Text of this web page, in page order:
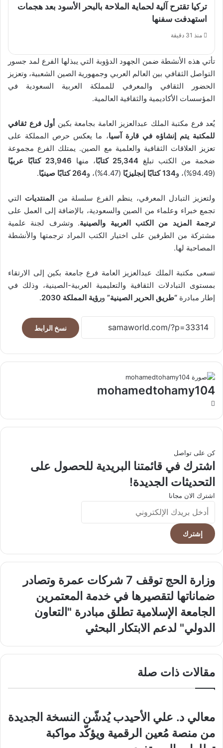
تركيا تقترح آلية لحماية الملاحة بالبحر الأسود بعد هجمات
استهدفت سفنها
منذ 31 دقيقة
تأتي هذه الأنشطة ضمن الجهود الدؤوبة التي يبذلها الفرع لمد جسور
التواصل الثقافي بين العالم العربي وجمهورية الصين الشعبية، وتعزيز
الحضور الثقافي والمعرفي للمملكة العربية السعودية في
المؤسسات الأكاديمية والثقافية العالمية.
يُعد فرع مكتبة الملك عبدالعزيز العامة بجامعة بكين أول فرع ثقافي
للمكتبة يتم إنشاؤه في قارة آسيا، ما يعكس حرص المملكة على
تعزيز العلاقات الثقافية والعلمية مع الصين. يمتلك الفرع مجموعة
ضخمة من الكتب تبلغ 25,344 كتابًا ، منها 23,946 كتابًا عربيًا
(94.49%)، و
134 كتابًا إنجليزيًا (4.47%)، و 264 كتابًا صينيًا .
ولتعزيز التبادل المعرفي، ينظم الفرع سلسلة من المنتديات التي
تجمع خبراء وعلماء من الصين والسعودية، بالإضافة إلى العمل على
ترجمة المزيد من الكتب العربية والصينية. وتشرف لجنة علمية
مشتركة من الطرفين على اختيار الكتب المراد ترجمتها والأنشطة
المصاحبة لها.
تسعى مكتبة الملك عبدالعزيز العامة فرع جامعة بكين إلى الارتقاء
بمستوى التبادلات الثقافية والتعليمية العربية-الصينية، وذلك في
إطار مبادرة “طريق الحرير الصينية” ورؤية المملكة 2030 .
نسخ الرابط
mohamedtohamy104
كن على تواصل
اشترك في قائمتنا البريدية للحصول على
التحديثات الجديدة!
اشترك الان مجانا
أدخل
بريدك
الإلكتروني
وزارة
الحج
توقف
7
شركات
عمرة
في
المعتمرين
وزارة الحج توقف 7 شركات عمرة وتصادر
ضماناتها لتقصيرها في خدمة المعتمرين
الجامعة
الإسلامية
تطلق
لدعم
البحثي
الجامعة الإسلامية تطلق مبادرة "التعاون
الدولي" لدعم الابتكار البحثي
مقالات ذات صلة
معالي د. علي الأحيدب يُدشّن النسخة الجديدة
من منصة مُعين الرقمية ويؤكّد مواكبة